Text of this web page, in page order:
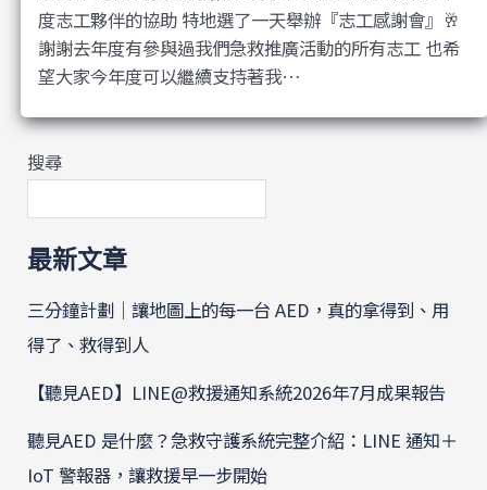
度志工夥伴的協助 特地選了一天舉辦『志工感謝會』🥂
謝謝去年度有參與過我們急救推廣活動的所有志工 也希
望大家今年度可以繼續支持著我…
搜尋
最新文章
三分鐘計劃｜讓地圖上的每一台 AED，真的拿得到、用
得了、救得到人
【聽見AED】LINE@救援通知系統2026年7月成果報告
聽見AED 是什麼？急救守護系統完整介紹：LINE 通知＋
IoT 警報器，讓救援早一步開始